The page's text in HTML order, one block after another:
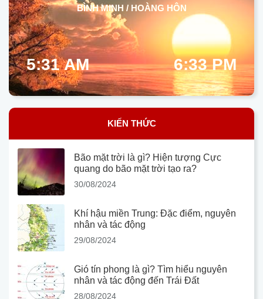
BÌNH MINH / HOÀNG HÔN
5:31 AM 6:33 PM
KIẾN THỨC
Bão mặt trời là gì? Hiện tượng Cực
quang do bão mặt trời tạo ra?
30/08/2024
Khí hậu miền Trung: Đặc điểm, nguyên
nhân và tác động
29/08/2024
Gió tín phong là gì? Tìm hiểu nguyên
nhân và tác động đến Trái Đất
28/08/2024